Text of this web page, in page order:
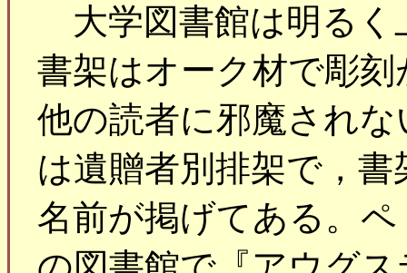
大学図書館は明るく
書架はオーク材で彫
他の読者に邪魔され
は遺贈者別排架で，
名前が掲げてある。